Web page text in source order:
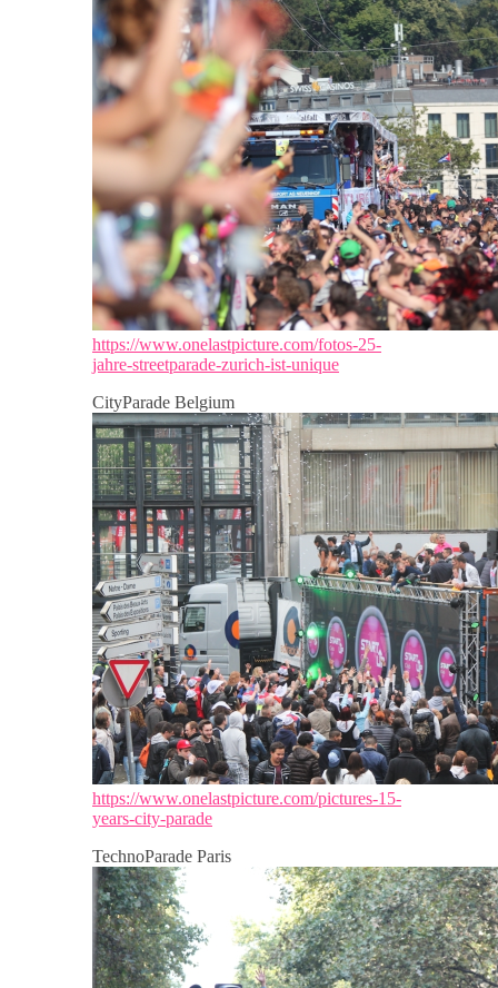
https://www.onelastpicture.com/fotos-25-
jahre-streetparade-zurich-ist-unique
CityParade Belgium
https://www.onelastpicture.com/pictures-15-
years-city-parade
TechnoParade Paris